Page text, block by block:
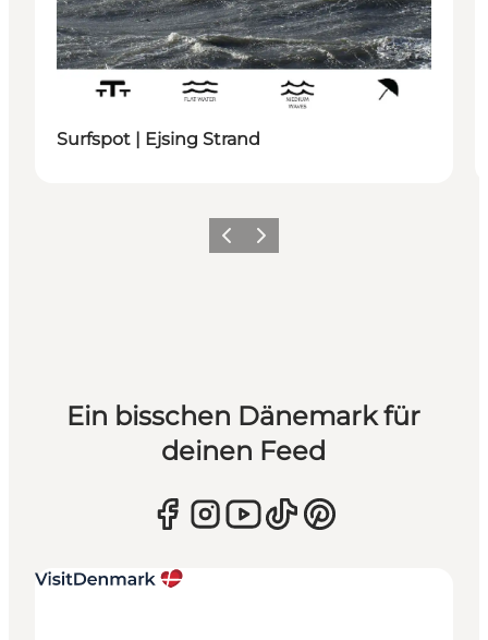
Surfspot | Ejsing Strand
ZurückWeiter
Ein bisschen Dänemark für
deinen Feed